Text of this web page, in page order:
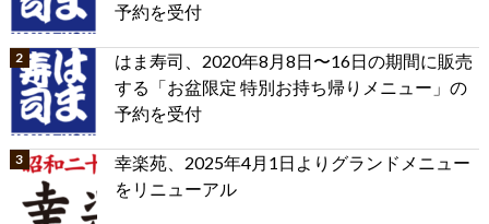
予約を受付
はま寿司、2020年8月8日〜16日の期間に販売
する「お盆限定 特別お持ち帰りメニュー」の
予約を受付
幸楽苑、2025年4月1日よりグランドメニュー
をリニューアル